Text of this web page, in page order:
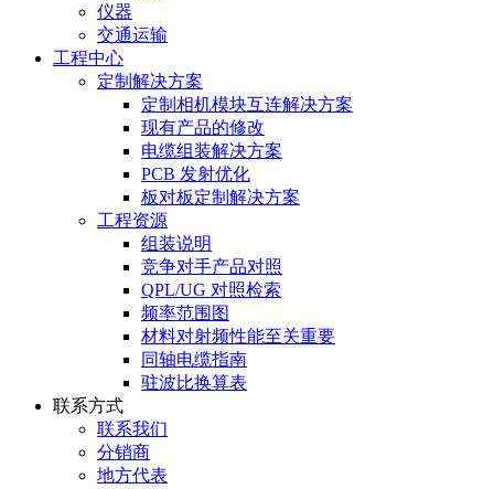
仪器
交通运输
工程中心
定制解决方案
定制相机模块互连解决方案
现有产品的修改
电缆组装解决方案
PCB 发射优化
板对板定制解决方案
工程资源
组装说明
竞争对手产品对照
QPL/UG 对照检索
频率范围图
材料对射频性能至关重要
同轴电缆指南
驻波比换算表
联系方式
联系我们
分销商
地方代表